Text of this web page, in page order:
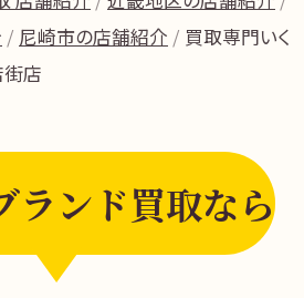
尼崎市の店舗紹介
買取専門いく
店
ランド買取なら